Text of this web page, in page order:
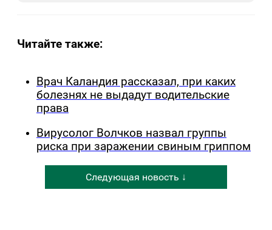
Читайте также:
Врач Каландия рассказал, при каких
болезнях не выдадут водительские
права
Вирусолог Волчков назвал группы
риска при заражении свиным гриппом
Следующая новость ↓